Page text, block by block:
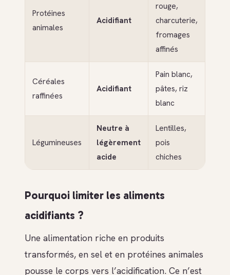
Protéines
animales
Acidifiant
rouge,
charcuterie,
fromages
affinés
Céréales
raffinées
Acidifiant
Pain blanc,
pâtes, riz
blanc
Légumineuses
Neutre à
légèrement
acide
Lentilles,
pois
chiches
Pourquoi limiter les aliments
acidifiants ?
Une alimentation riche en produits
transformés, en sel et en protéines animales
pousse le corps vers l’acidification. Ce n’est